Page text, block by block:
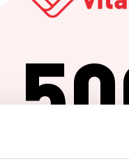
Er is iets fout